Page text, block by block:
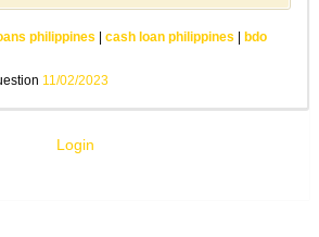
philippines | cash loan philippines | bdo
11/02/2023
Login